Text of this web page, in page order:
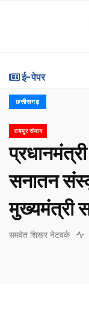
ई-पेपर
छत्तीसगढ़
रायपुर संभाग
सनातन
मुख्यमंत्री
समवेत शिखर नेटवर्क